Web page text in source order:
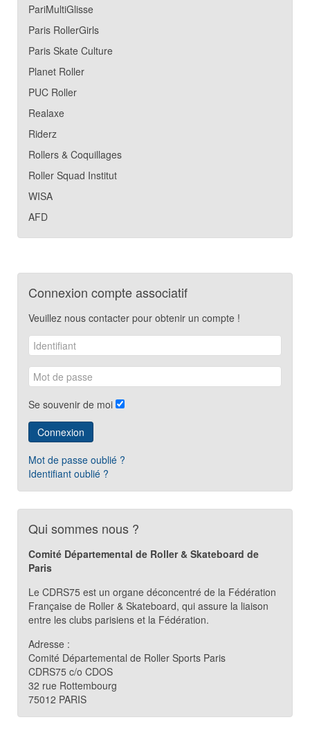
PariMultiGlisse
Paris RollerGirls
Paris Skate Culture
Planet Roller
PUC Roller
Realaxe
Riderz
Rollers & Coquillages
Roller Squad Institut
WISA
AFD
Connexion compte associatif
Veuillez nous contacter pour obtenir un compte !
Se souvenir de moi
Connexion
Mot de passe oublié ?
Identifiant oublié ?
Qui sommes nous ?
Comité Départemental de Roller & Skateboard de
Paris
Le CDRS75 est un organe déconcentré de la Fédération
Française de Roller & Skateboard, qui assure la liaison
entre les clubs parisiens et la Fédération.
Adresse :
Comité Départemental de Roller Sports Paris
CDRS75 c/o CDOS
32 rue Rottembourg
75012 PARIS